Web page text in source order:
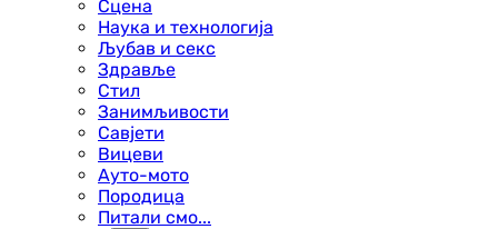
Сцена
Наука и технологија
Љубав и секс
Здравље
Стил
Занимљивости
Савјети
Вицеви
Ауто-мото
Породица
Питали смо...